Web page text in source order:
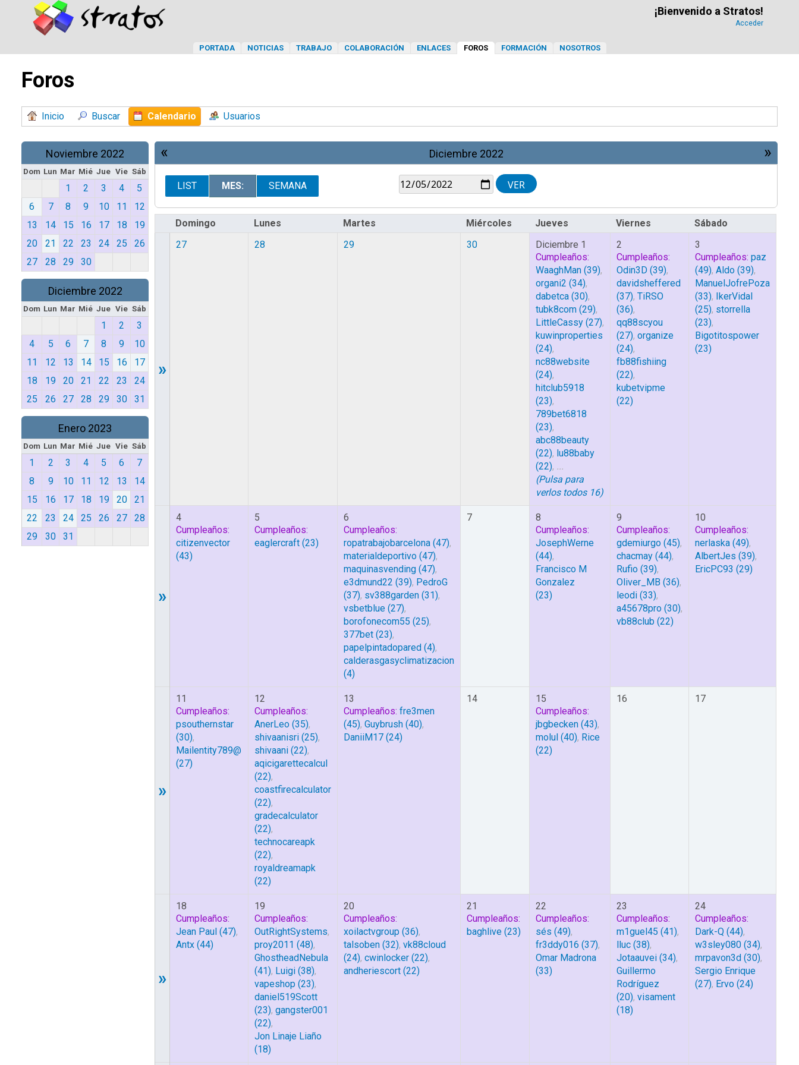
¡Bienvenido a Stratos!
Acceder
PORTADA NOTICIAS TRABAJO COLABORACIÓN ENLACES FOROS FORMACIÓN NOSOTROS
Foros
Inicio Buscar Calendario Usuarios
Noviembre 2022
Dom Lun Mar Mié Jue Vie Sáb
1 2 3 4
5
6
7 8 9 10 11
12
13
14 15 16 17 18
19
20
21 22 23 24 25
26
27
28 29 30
Diciembre 2022
Dom Lun Mar Mié Jue Vie Sáb
1 2
3
4
5 6 7 8 9
10
11
12 13 14 15 16
17
18
19 20 21 22 23
24
25
26 27 28 29 30 31
Enero 2023
Dom Lun Mar Mié Jue Vie Sáb
1 2 3 4 5 6
7
8
9 10 11 12 13
14
15
16 17 18 19 20
21
22
23 24 25 26 27
28
29
30 31
« »
Diciembre 2022
LIST MES: SEMANA
Domingo Lunes Martes Miércoles Jueves Viernes Sábado
»
27 28 29 30
Diciembre 1
Cumpleaños:
WaaghMan (39),
organi2 (34),
dabetca (30),
tubk8com (29),
LittleCassy (27),
kuwinproperties
(24),
nc88website
(24),
hitclub5918
(23),
789bet6818
(23),
abc88beauty
(22), lu88baby
(22), ...
(Pulsa para
verlos todos 16)
2
Cumpleaños:
Odin3D (39),
davidsheffered
(37), TiRSO
(36),
qq88scyou
(27), organize
(24),
fb88fishiing
(22),
kubetvipme
(22)
3
Cumpleaños: paz
(49), Aldo (39),
ManuelJofrePoza
(33), IkerVidal
(25), storrella
(23),
Bigotitospower
(23)
»
4
Cumpleaños:
citizenvector
(43)
5
Cumpleaños:
eaglercraft (23)
6
Cumpleaños:
ropatrabajobarcelona (47),
materialdeportivo (47),
maquinasvending (47),
e3dmund22 (39), PedroG
(37), sv388garden (31),
vsbetblue (27),
borofonecom55 (25),
377bet (23),
papelpintadopared (4),
calderasgasyclimatizacion
(4)
7
8
Cumpleaños:
JosephWerne
(44),
Francisco M
Gonzalez
(23)
9
Cumpleaños:
gdemiurgo (45),
chacmay (44),
Rufio (39),
Oliver_MB (36),
leodi (33),
a45678pro (30),
vb88club (22)
10
Cumpleaños:
nerlaska (49),
AlbertJes (39),
EricPC93 (29)
»
11
Cumpleaños:
psouthernstar
(30),
Mailentity789@
(27)
12
Cumpleaños:
AnerLeo (35),
shivaanisri (25),
shivaani (22),
aqicigarettecalcul
(22),
coastfirecalculator
(22),
gradecalculator
(22),
technocareapk
(22),
royaldreamapk
(22)
13
Cumpleaños: fre3men
(45), Guybrush (40),
DaniiM17 (24)
14
15
Cumpleaños:
jbgbecken (43),
molul (40), Rice
(22)
16 17
»
18
Cumpleaños:
Jean Paul (47),
Antx (44)
19
Cumpleaños:
OutRightSystems,
proy2011 (48),
GhostheadNebula
(41), Luigi (38),
vapeshop (23),
daniel519Scott
(23), gangster001
(22),
Jon Linaje Liaño
(18)
20
Cumpleaños:
xoilactvgroup (36),
talsoben (32), vk88cloud
(24), cwinlocker (22),
andheriescort (22)
21
Cumpleaños:
baghlive (23)
22
Cumpleaños:
sés (49),
fr3ddy016 (37),
Omar Madrona
(33)
23
Cumpleaños:
m1guel45 (41),
lluc (38),
Jotaauvei (34),
Guillermo
Rodríguez
(20), visament
(18)
24
Cumpleaños:
Dark-Q (44),
w3sley080 (34),
mrpavon3d (30),
Sergio Enrique
(27), Ervo (24)